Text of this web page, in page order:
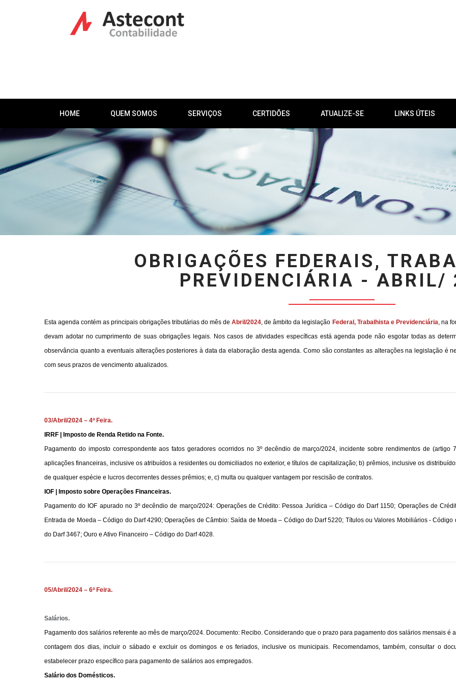
HOME QUEM SOMOS SERVIÇOS CERTIDÕES ATUALIZE-SE LINKS ÚTEIS
OBRIGAÇÕES FEDERAIS,
PREVIDENCIÁRIA - ABRIL/
Esta agenda contém as principais obrigações tributárias do mês deAbril/2024 , de âmbito da legislação Federal, Trabalhista e Previdenciária , na
devam adotar no cumprimento de suas obrigações legais. Nos casos de atividades específicas está agenda pode não esgotar todas as
observância quanto a eventuais alterações posteriores à data da elaboração desta agenda. Como são constantes as alterações na legislação é
com seus prazos de vencimento atualizados.
03/Abril/2024 – 4ª Feira.
IRRF | Imposto de Renda Retido na Fonte.
Pagamento do imposto correspondente aos fatos geradores ocorridos no 3º decêndio de março/2024, incidente sobre rendimentos de (artigo
aplicações financeiras, inclusive os atribuídos a residentes ou domiciliados no exterior, e títulos de capitalização; b) prêmios, inclusive os
de qualquer espécie e lucros decorrentes desses prêmios; e, c) multa ou qualquer vantagem por rescisão de contratos.
IOF | Imposto sobre Operações Financeiras.
Pagamento do IOF apurado no 3º decêndio de março/2024: Operações de Crédito: Pessoa Jurídica – Código do Darf 1150; Operações de
Entrada de Moeda – Código do Darf 4290; Operações de Câmbio: Saída de Moeda – Código do Darf 5220; Títulos ou Valores Mobiliários -
do Darf 3467; Ouro e Ativo Financeiro – Código do Darf 4028.
05/Abril/2024 – 6ª Feira.
Salários.
Pagamento dos salários referente ao mês de março/2024. Documento: Recibo. Considerando que o prazo para pagamento dos salários mensais é
contagem dos dias, incluir o sábado e excluir os domingos e os feriados, inclusive os municipais. Recomendamos, também, consultar o
estabelecer prazo específico para pagamento de salários aos empregados.
Salário dos Domésticos.